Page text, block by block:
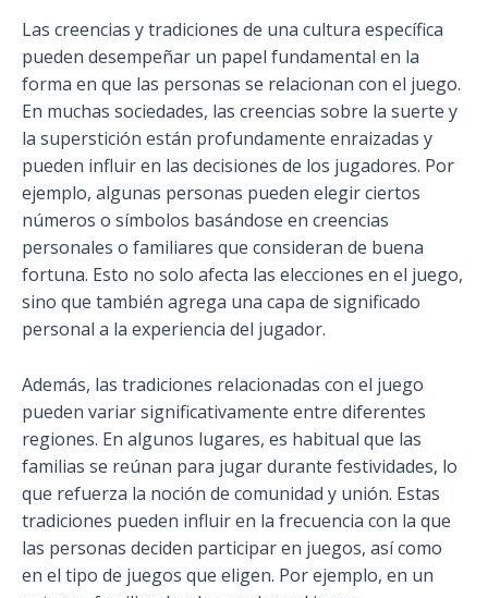
Las creencias y tradiciones de una cultura específica
pueden desempeñar un papel fundamental en la
forma en que las personas se relacionan con el juego.
En muchas sociedades, las creencias sobre la suerte y
la superstición están profundamente enraizadas y
pueden influir en las decisiones de los jugadores. Por
ejemplo, algunas personas pueden elegir ciertos
números o símbolos basándose en creencias
personales o familiares que consideran de buena
fortuna. Esto no solo afecta las elecciones en el juego,
sino que también agrega una capa de significado
personal a la experiencia del jugador.
Además, las tradiciones relacionadas con el juego
pueden variar significativamente entre diferentes
regiones. En algunos lugares, es habitual que las
familias se reúnan para jugar durante festividades, lo
que refuerza la noción de comunidad y unión. Estas
tradiciones pueden influir en la frecuencia con la que
las personas deciden participar en juegos, así como
en el tipo de juegos que eligen. Por ejemplo, en un